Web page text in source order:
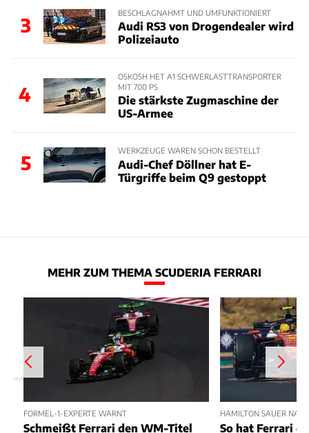
3
BESCHLAGNAHMT UND UMFUNKTIONIERT
Audi RS3 von Drogendealer wird
Polizeiauto
4
OSKOSH HET A1 SCHWERLASTTRANSPORTER
MIT 700 PS
Die stärkste Zugmaschine der
US-Armee
5
WERKZEUGE WAREN SCHON BESTELLT
Audi-Chef Döllner hat E-
Türgriffe beim Q9 gestoppt
MEHR ZUM THEMA SCUDERIA FERRARI
FORMEL-1-EXPERTE WARNT
Schmeißt Ferrari den WM-Titel
HAMILTON SAUER
So hat Ferrari